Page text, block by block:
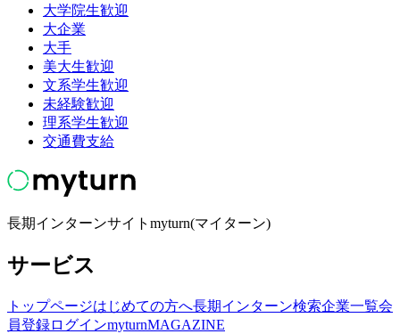
大学院生歓迎
大企業
大手
美大生歓迎
文系学生歓迎
未経験歓迎
理系学生歓迎
交通費支給
長期インターンサイトmyturn(マイターン)
サービス
トップページはじめての方へ長期インターン検索企業一覧会
員登録ログインmyturnMAGAZINE